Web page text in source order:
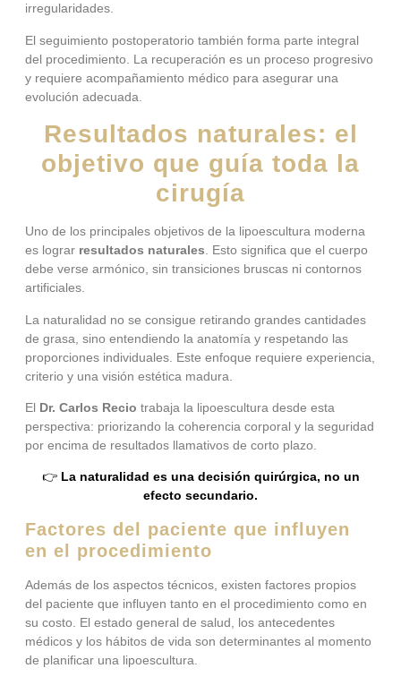
irregularidades.
El seguimiento postoperatorio también forma parte integral
del procedimiento. La recuperación es un proceso progresivo
y requiere acompañamiento médico para asegurar una
evolución adecuada.
Resultados naturales: el
objetivo que guía toda la
cirugía
Uno de los principales objetivos de la lipoescultura moderna
es lograr resultados naturales. Esto significa que el cuerpo
debe verse armónico, sin transiciones bruscas ni contornos
artificiales.
La naturalidad no se consigue retirando grandes cantidades
de grasa, sino entendiendo la anatomía y respetando las
proporciones individuales. Este enfoque requiere experiencia,
criterio y una visión estética madura.
El Dr. Carlos Recio trabaja la lipoescultura desde esta
perspectiva: priorizando la coherencia corporal y la seguridad
por encima de resultados llamativos de corto plazo.
👉 La naturalidad es una decisión quirúrgica, no un
efecto secundario.
Factores del paciente que influyen
en el procedimiento
Además de los aspectos técnicos, existen factores propios
del paciente que influyen tanto en el procedimiento como en
su costo. El estado general de salud, los antecedentes
médicos y los hábitos de vida son determinantes al momento
de planificar una lipoescultura.